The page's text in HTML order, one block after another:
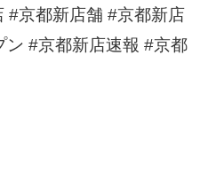
#京都新店舗 #京都新店
#京都新店速報 #京都